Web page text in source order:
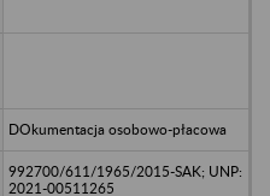
DOkumentacja osobowo-płacowa
992700/611/1965/2015-SAK; UNP:
2021-00511265